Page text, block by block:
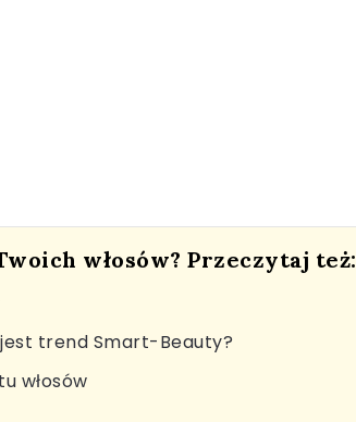
włosów? Przeczytaj też:
trend Smart-Beauty?
włosów